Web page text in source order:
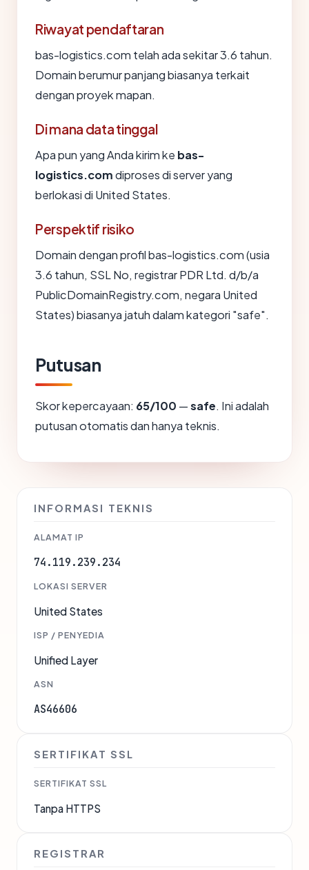
Riwayat pendaftaran
bas-logistics.com telah ada sekitar 3.6 tahun.
Domain berumur panjang biasanya terkait
dengan proyek mapan.
Di mana data tinggal
Apa pun yang Anda kirim ke bas-
logistics.comdiproses di server yang
berlokasi di United States.
Perspektif risiko
Domain dengan profil bas-logistics.com (usia
3.6 tahun, SSL No, registrar PDR Ltd. d/b/a
PublicDomainRegistry.com, negara United
States) biasanya jatuh dalam kategori "safe".
Putusan
Skor kepercayaan: 65/100 —safe. Ini adalah
putusan otomatis dan hanya teknis.
INFORMASI TEKNIS
ALAMAT IP
74.119.239.234
LOKASI SERVER
United States
ISP / PENYEDIA
Unified Layer
ASN
AS46606
SERTIFIKAT SSL
SERTIFIKAT SSL
Tanpa HTTPS
REGISTRAR